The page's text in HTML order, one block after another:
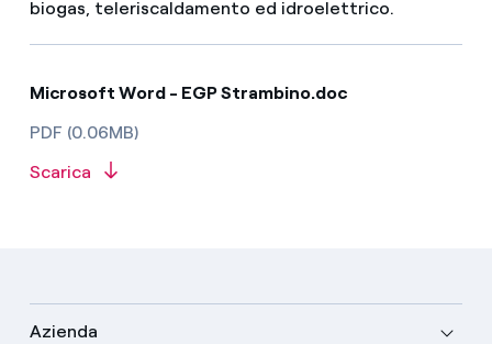
biogas, teleriscaldamento ed idroelettrico.
Microsoft Word - EGP Strambino.doc
PDF (0.06MB)
Scarica
Azienda